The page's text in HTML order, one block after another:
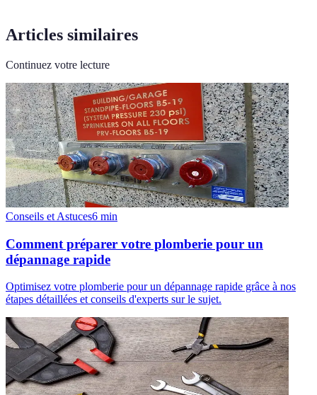
Articles similaires
Continuez votre lecture
Conseils et Astuces6 min
Comment préparer votre plomberie pour un
dépannage rapide
Optimisez votre plomberie pour un dépannage rapide grâce à nos
étapes détaillées et conseils d'experts sur le sujet.